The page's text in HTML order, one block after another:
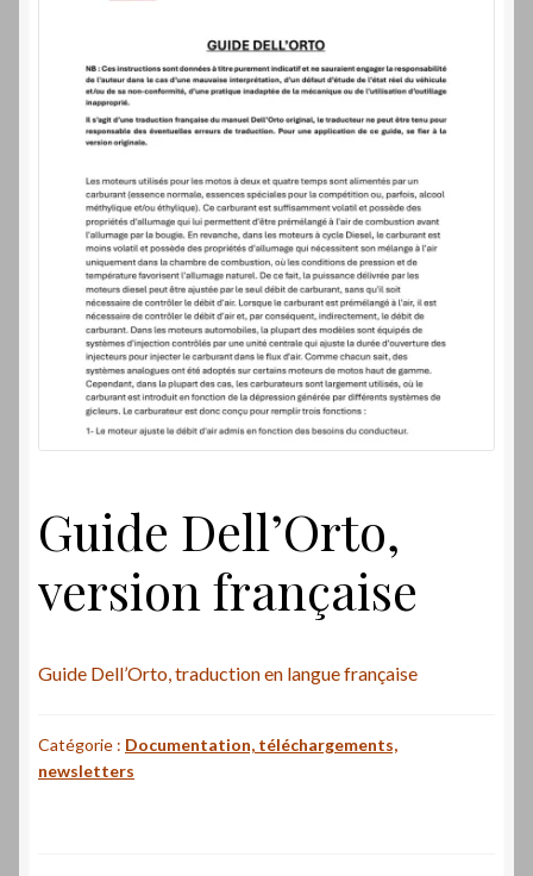
Guide Dell’Orto,
version française
Guide Dell’Orto, traduction en langue française
Catégorie : Documentation, téléchargements,
newsletters